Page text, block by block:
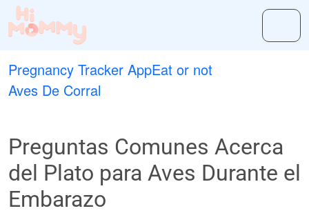
Pregnancy Tracker AppEat or not
Aves De Corral
Preguntas Comunes Acerca
del Plato para Aves Durante el
Embarazo